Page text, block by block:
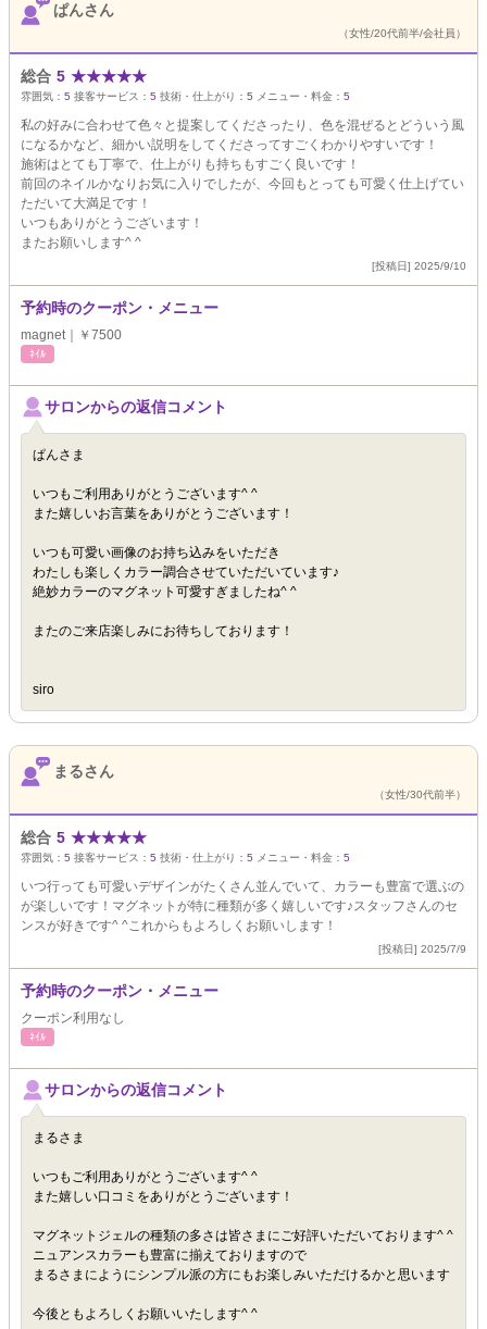
ぱんさん
（女性/20代前半/会社員）
総合 5 ★★★★★
雰囲気： 5 接客サービス： 5 技術・仕上がり： 5 メニュー・料金： 5
私の好みに合わせて色々と提案してくださったり、色を混ぜるとどういう風
になるかなど、細かい説明をしてくださってすごくわかりやすいです！
施術はとても丁寧で、仕上がりも持ちもすごく良いです！
前回のネイルかなりお気に入りでしたが、今回もとっても可愛く仕上げてい
ただいて大満足です！
いつもありがとうございます！
またお願いします^ ^
[投稿日] 2025/9/10
予約時のクーポン・メニュー
magnet｜￥7500
ﾈｲﾙ
サロンからの返信コメント
ぱんさま
いつもご利用ありがとうございます^ ^
また嬉しいお言葉をありがとうございます！
いつも可愛い画像のお持ち込みをいただき
わたしも楽しくカラー調合させていただいています♪
絶妙カラーのマグネット可愛すぎましたね^ ^
またのご来店楽しみにお待ちしております！
siro
まるさん
（女性/30代前半）
総合 5 ★★★★★
雰囲気： 5 接客サービス： 5 技術・仕上がり： 5 メニュー・料金： 5
いつ行っても可愛いデザインがたくさん並んでいて、カラーも豊富で選ぶの
が楽しいです！マグネットが特に種類が多く嬉しいです♪スタッフさんのセ
ンスが好きです^ ^これからもよろしくお願いします！
[投稿日] 2025/7/9
予約時のクーポン・メニュー
クーポン利用なし
ﾈｲﾙ
サロンからの返信コメント
まるさま
いつもご利用ありがとうございます^ ^
また嬉しい口コミをありがとうございます！
マグネットジェルの種類の多さは皆さまにご好評いただいております^ ^
ニュアンスカラーも豊富に揃えておりますので
まるさまにようにシンプル派の方にもお楽しみいただけるかと思います
今後ともよろしくお願いいたします^ ^